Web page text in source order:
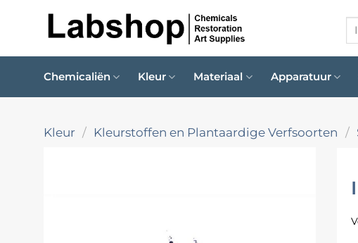
Chemicaliën Kleur Materiaal Apparatuur
Kleur / Kleurstoffen en Plantaardige Verfsoorten /